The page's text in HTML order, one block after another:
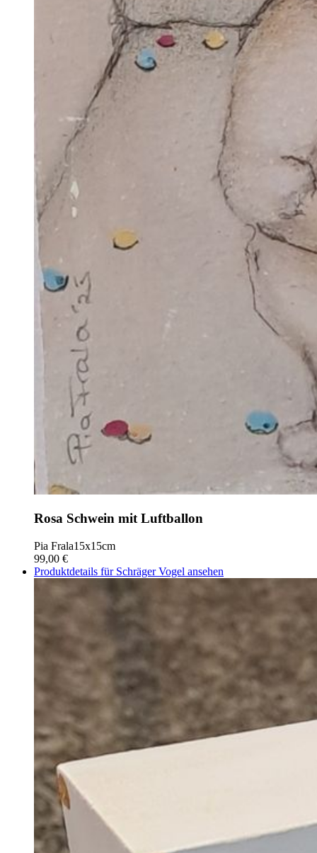
Rosa Schwein mit Luftballon
Pia Frala15x15cm
99,00 €
Produktdetails für Schräger Vogel ansehen